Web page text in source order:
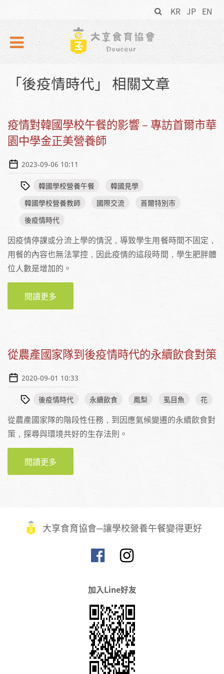
KR JP EN
搜
尋
表
「後疫情時代」 相關文章
疫情對韓國學校午餐的影響－專訪首爾市華
園中學金正美營養師
2023-09-06 10:11
韓國學校營養午餐
韓國見學
韓國學校營養教師
國際交流
首爾特別市
後疫情時代
因疫情停課或分流上學的情況，導致學生用餐時間不固定，
用餐的內容也無法掌控，因此疫情的這段時間，學生肥胖體
位人數是增加的。
閱讀更多
華園中學金正美營養師
從農產國家隊到後疫情時代的永續飲食對策
2020-09-01 10:33
後疫情時代 永續飲食 鳳梨 虱目魚 花
從農產國家隊的階段性任務，到因應氣候變遷的永續飲食對
策，探尋與環境共好的生存法則。
閱讀更多
大享食育協會─讓學校營養午餐變得更好
加入Line好友